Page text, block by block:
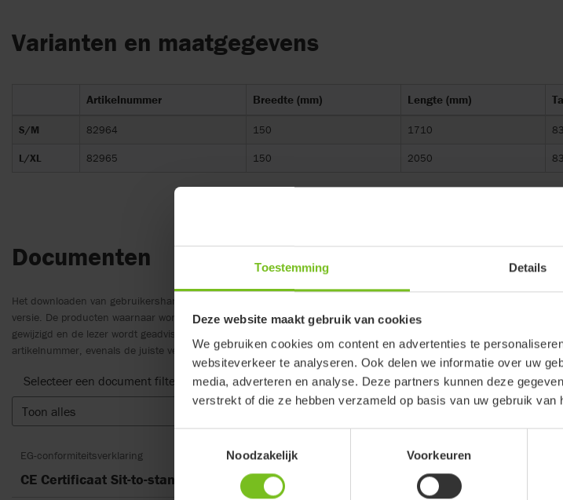
Toestemming Details
Deze website maakt gebruik van cookies
We gebruiken cookies om content en advertenties te
websiteverkeer te analyseren. Ook delen we informatie over uw
media, adverteren en analyse. Deze partners kunnen deze
verstrekt of die ze hebben verzameld op basis van uw gebruik van
Noodzakelijk
Voorkeuren
Varianten en maatgegevens
Artikelnummer Breedte (mm) Lengte (mm)
S/M 82964 150 1710
L/XL 82965 150 2050
Documenten
Het downloaden van gebruikershandleidingen is alleen bedoeld als aanvulling op de meegeleverde geprinte
versie. De producten waarnaar wordt verwezen kunnen zonder voorafgaande kennisgeving worden
gewijzigd en de lezer wordt geadviseerd om te zorgen voor samenhang met de productversie en het
artikelnummer, evenals de juiste vertaling.
Selecteer een document filter
Toon alles
EG-conformiteitsverklaring
CE Certificaat Sit-to-stand accessories